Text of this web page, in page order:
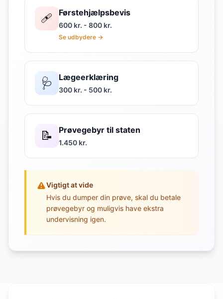
🩹 Førstehjælpsbevis
600 kr. - 800 kr.
Se udbydere →
🩺 Lægeerklæring
300 kr. - 500 kr.
📝 Prøvegebyr til staten
1.450 kr.
Vigtigt at vide
Hvis du dumper din prøve, skal du betale
prøvegebyr og muligvis have ekstra
undervisning igen.